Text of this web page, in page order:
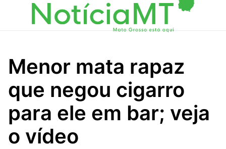
Menor mata rapaz
que negou cigarro
para ele em bar; veja
o vídeo